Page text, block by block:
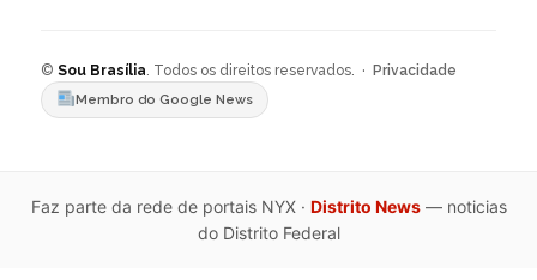
© Sou Brasília. Todos os direitos reservados. · Privacidade
Membro do Google News
Faz parte da rede de portais NYX · Distrito News— noticias
do Distrito Federal